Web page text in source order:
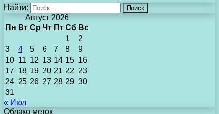
Найти:
Август 2026
Пн Вт Ср Чт Пт Сб Вс
1
2
3
4 5 6 7 8
9
10 11 12 13 14 15 16
17 18 19 20 21 22 23
24 25 26 27 28 29 30
31
« Июл
Облако меток